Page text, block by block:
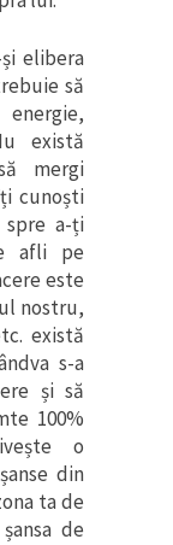
elibera
să
există
mergi
cunoști
a-ți
afli pe
este
nostru,
există
s-a
și să
100%
o
din
ta de
de